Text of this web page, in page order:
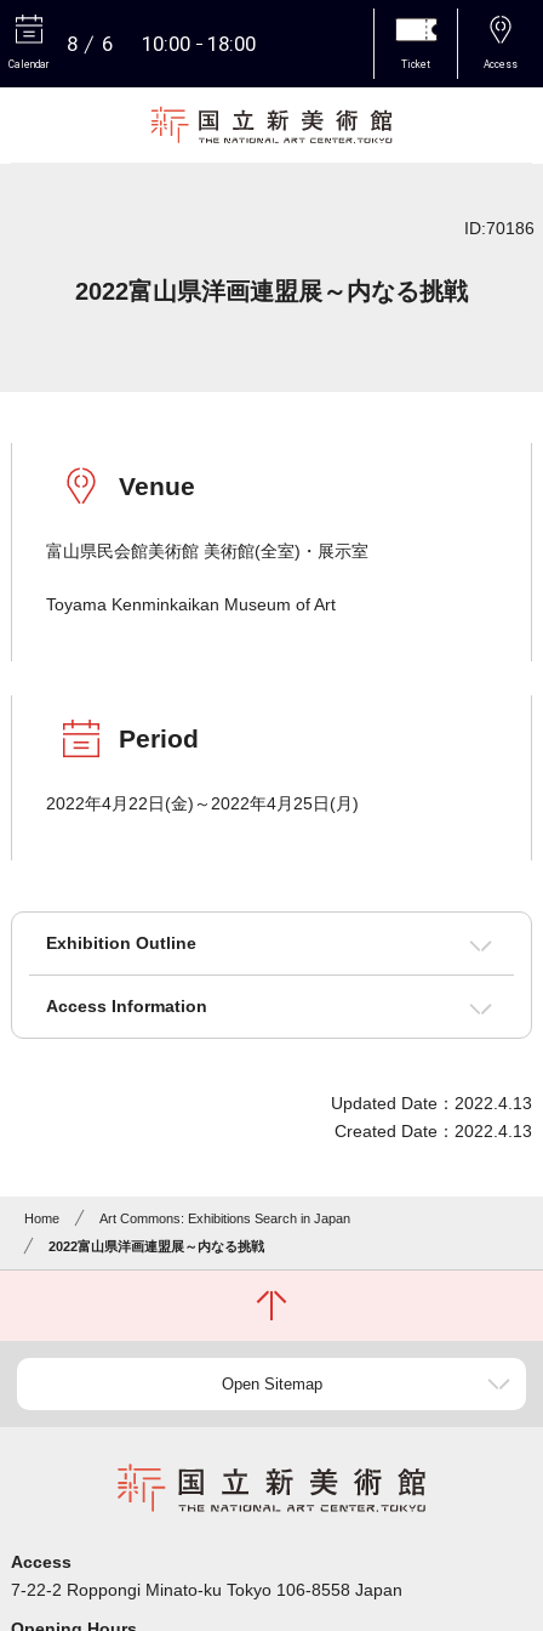
Calendar
8 6 10:00 18:00
Ticket Access
ID:70186
2022富山県洋画連盟展～内なる挑戦
Venue
富山県民会館美術館 美術館(全室)・展示室
Toyama Kenminkaikan Museum of Art
Period
2022年4月22日(金)～2022年4月25日(月)
Exhibition Outline
Access Information
Updated Date：2022.4.13
Created Date：2022.4.13
Home
Art Commons: Exhibitions Search in Japan
2022富山県洋画連盟展～内なる挑戦
Open Sitemap
Access
7-22-2 Roppongi Minato-ku Tokyo 106-8558 Japan